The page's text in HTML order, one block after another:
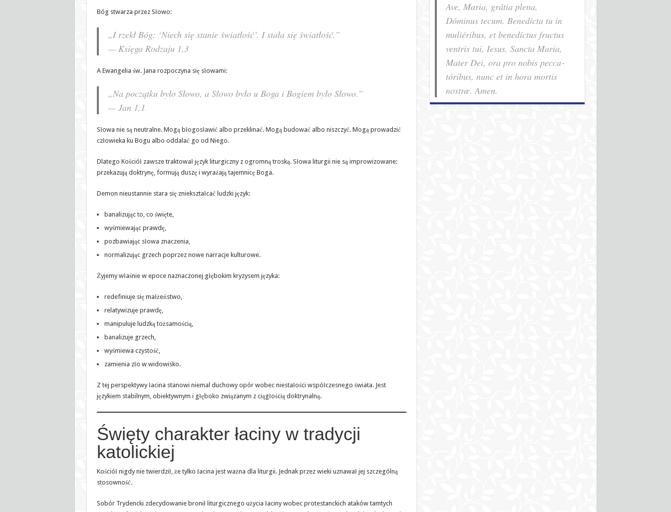
Bóg stwarza przez Słowo:
„I rzekł Bóg: ‘Niech się stanie światłość’. I stała się światłość.”
— Księga Rodzaju 1,3
A Ewangelia św. Jana rozpoczyna się słowami:
„Na początku było Słowo, a Słowo było u Boga i Bogiem było Słowo.”
— Jan 1,1
Słowa nie są neutralne. Mogą błogosławić albo przeklinać. Mogą budować albo niszczyć. Mogą prowadzić
człowieka ku Bogu albo oddalać go od Niego.
Dlatego Kościół zawsze traktował język liturgiczny z ogromną troską. Słowa liturgii nie są improwizowane:
przekazują doktrynę, formują duszę i wyrażają tajemnicę Boga.
Demon nieustannie stara się zniekształcać ludzki język:
banalizując to, co święte,
wyśmiewając prawdę,
pozbawiając słowa znaczenia,
normalizując grzech poprzez nowe narracje kulturowe.
Żyjemy właśnie w epoce naznaczonej głębokim kryzysem języka:
redefiniuje się małżeństwo,
relatywizuje prawdę,
manipuluje ludzką tożsamością,
banalizuje grzech,
wyśmiewa czystość,
zamienia zło w widowisko.
Z tej perspektywy łacina stanowi niemal duchowy opór wobec niestałości współczesnego świata. Jest
językiem stabilnym, obiektywnym i głęboko związanym z ciągłością doktrynalną.
Święty charakter łaciny w tradycji
katolickiej
Kościół nigdy nie twierdził, że tylko łacina jest ważna dla liturgii. Jednak przez wieki uznawał jej szczególną
stosowność.
Sobór Trydencki zdecydowanie bronił liturgicznego użycia łaciny wobec protestanckich ataków tamtych
Ave, Maria, grátia plena,
Dóminus tecum. Benedícta tu in
muliéribus, et benedíctus fructus
ventris tui, Iesus. Sancta Maria,
Mater Dei, ora pro nobis pec­ca­
tóribus, nunc et in hora mortis
nostræ. Amen.